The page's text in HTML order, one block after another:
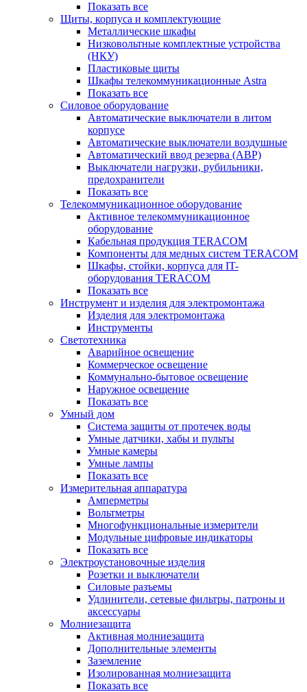
Показать все
Щиты, корпуса и комплектующие
Металлические шкафы
Низковольтные комплектные устройства
(НКУ)
Пластиковые щиты
Шкафы телекоммуникационные Astra
Показать все
Силовое оборудование
Автоматические выключатели в литом
корпусе
Автоматические выключатели воздушные
Автоматический ввод резерва (АВР)
Выключатели нагрузки, рубильники,
предохранители
Показать все
Телекоммуникационное оборудование
Активное телекоммуникационное
оборудование
Кабельная продукция TERACOM
Компоненты для медных систем TERACOM
Шкафы, стойки, корпуса для IT-
оборудования TERACOM
Показать все
Инструмент и изделия для электромонтажа
Изделия для электромонтажа
Инструменты
Светотехника
Аварийное освещение
Коммерческое освещение
Коммунально-бытовое освещение
Наружное освещение
Показать все
Умный дом
Система защиты от протечек воды
Умные датчики, хабы и пульты
Умные камеры
Умные лампы
Показать все
Измерительная аппаратура
Амперметры
Вольтметры
Многофункциональные измерители
Модульные цифровые индикаторы
Показать все
Электроустановочные изделия
Розетки и выключатели
Силовые разъемы
Удлинители, сетевые фильтры, патроны и
аксессуары
Молниезащита
Активная молниезащита
Дополнительные элементы
Заземление
Изолированная молниезащита
Показать все